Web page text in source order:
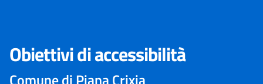
Obiettivi di accessibilità